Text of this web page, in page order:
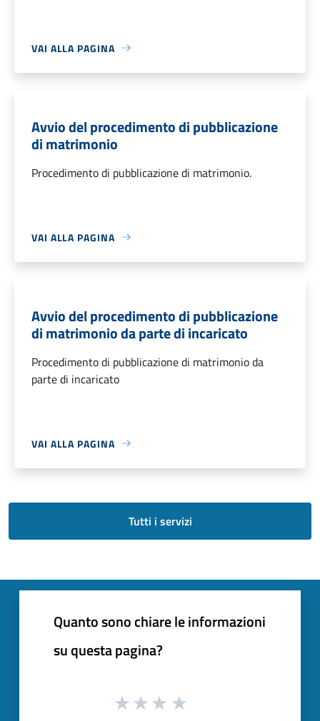
VAI ALLA PAGINA
Avvio del procedimento di pubblicazione
di matrimonio
Procedimento di pubblicazione di matrimonio.
VAI ALLA PAGINA
Avvio del procedimento di pubblicazione
di matrimonio da parte di incaricato
Procedimento di pubblicazione di matrimonio da
parte di incaricato
VAI ALLA PAGINA
Tutti i servizi
Quanto sono chiare le informazioni
su questa pagina?